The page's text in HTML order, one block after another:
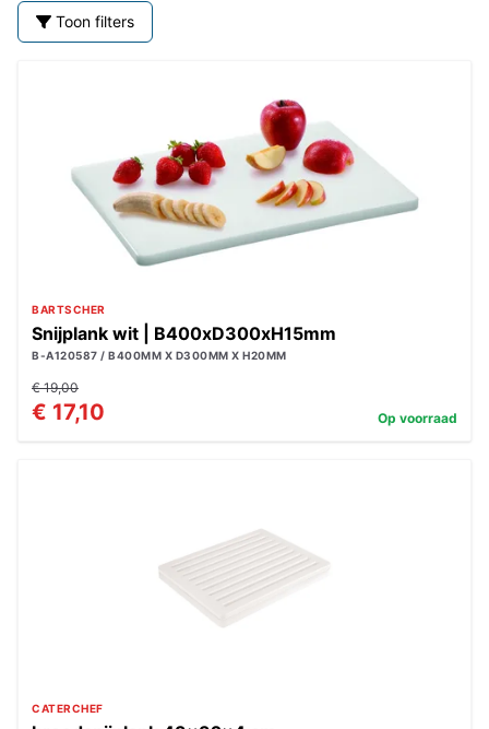
Toon filters
BARTSCHER
Snijplank wit | B400xD300xH15mm
B-A120587 / B400MM X D300MM X H20MM
€ 19,00
€ 17,10 Op voorraad
CATERCHEF